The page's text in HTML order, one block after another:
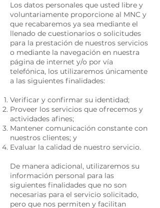
Los datos personales que usted libre y
voluntariamente proporcione al MNC y
que recabaremos ya sea mediante el
llenado de cuestionarios o solicitudes
para la prestación de nuestros servicios
o mediante la navegación en nuestra
página de internet y/o por vía
telefónica, los utilizaremos únicamente
a las siguientes finalidades:
Verificar y confirmar su identidad;
Proveer los servicios que ofrecemos y
actividades afines;
Mantener comunicación constante con
nuestros clientes; y
Evaluar la calidad de nuestro servicio.
De manera adicional, utilizaremos su
información personal para las
siguientes finalidades que no son
necesarias para el servicio solicitado,
pero que nos permiten y facilitan